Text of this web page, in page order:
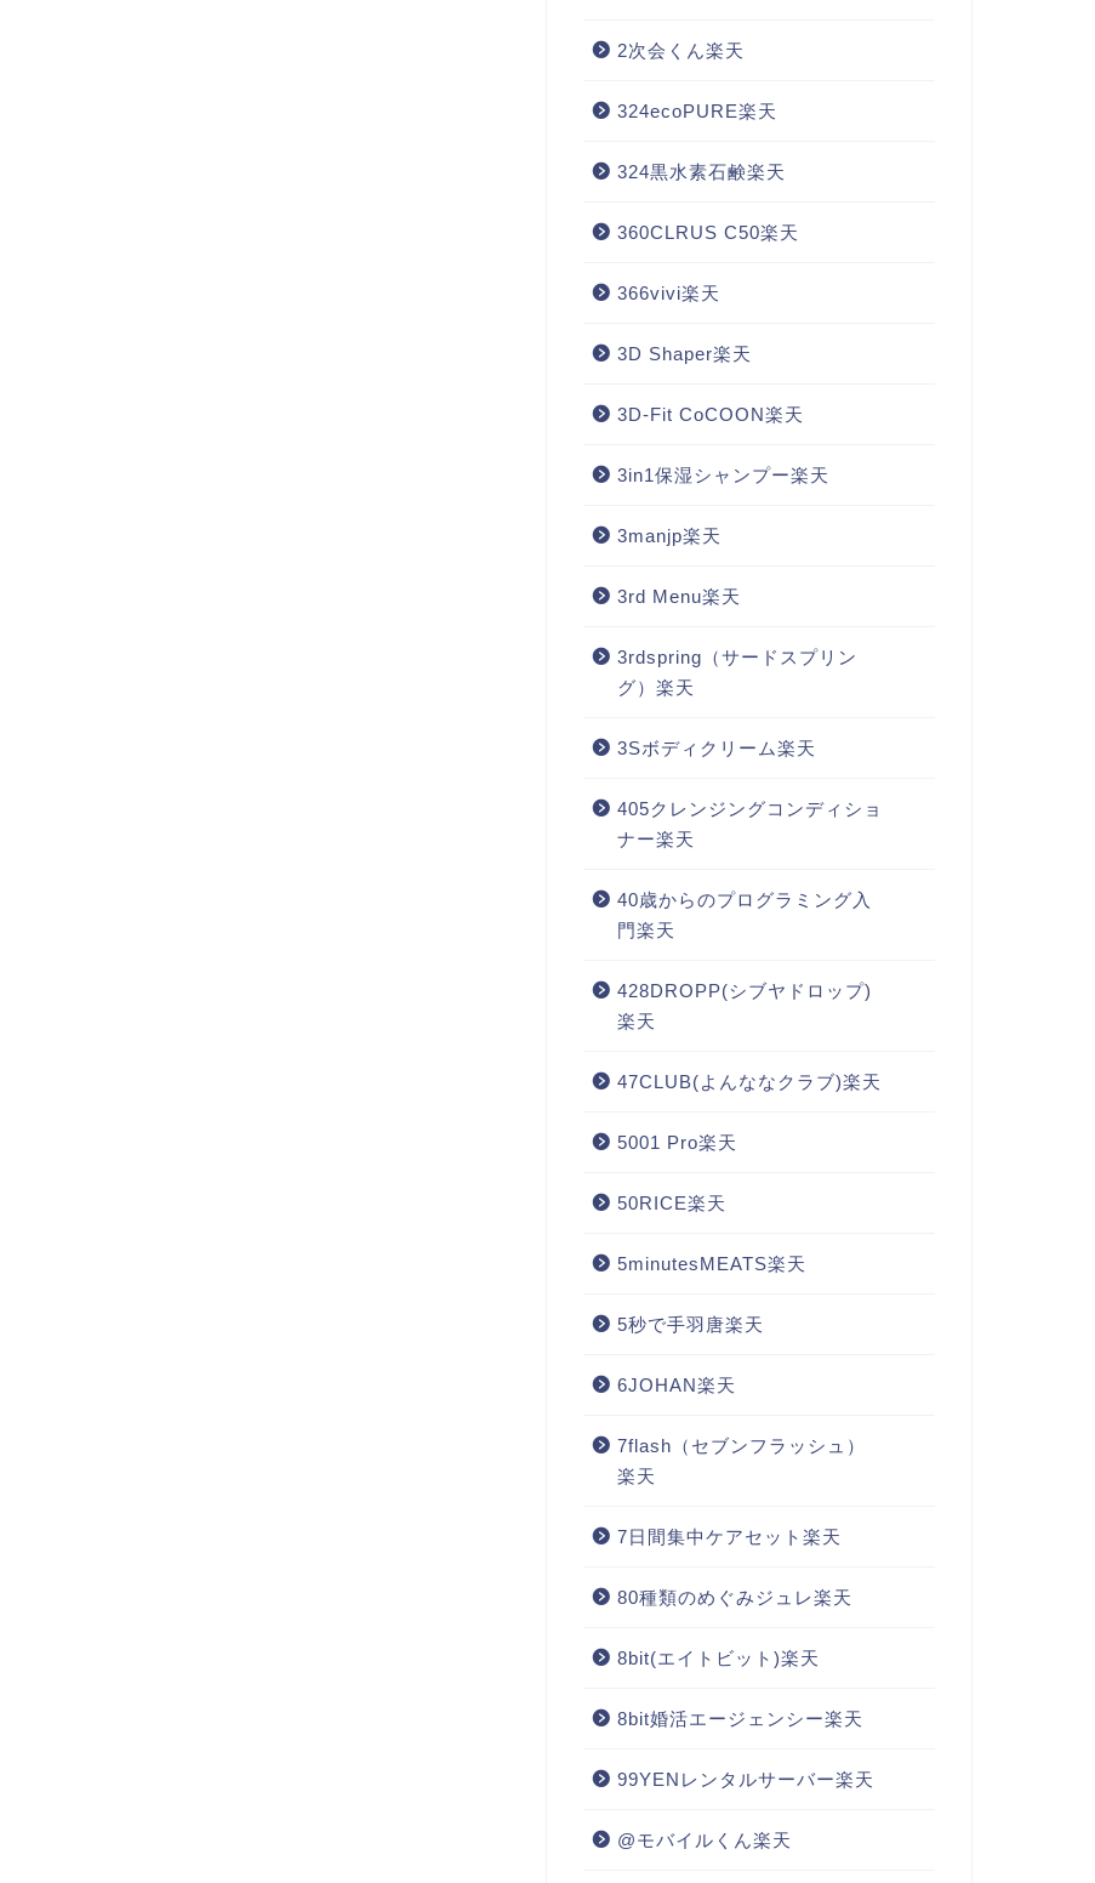
2次会くん楽天
324ecoPURE楽天
324黒水素石鹸楽天
360CLRUS C50楽天
366vivi楽天
3D Shaper楽天
3D-Fit CoCOON楽天
3in1保湿シャンプー楽天
3manjp楽天
3rd Menu楽天
3rdspring（サードスプリン
グ）楽天
3Sボディクリーム楽天
405クレンジングコンディショ
ナー楽天
40歳からのプログラミング入
門楽天
428DROPP(シブヤドロップ)
楽天
47CLUB(よんななクラブ)楽天
5001 Pro楽天
50RICE楽天
5minutesMEATS楽天
5秒で手羽唐楽天
6JOHAN楽天
7flash（セブンフラッシュ）
楽天
7日間集中ケアセット楽天
80種類のめぐみジュレ楽天
8bit(エイトビット)楽天
8bit婚活エージェンシー楽天
99YENレンタルサーバー楽天
@モバイルくん楽天